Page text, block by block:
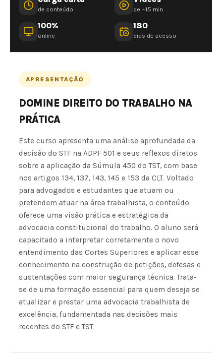
de conteúdo de ~15 min
100%
online
180
dias de acesso
APRESENTAÇÃO
DOMINE DIREITO DO TRABALHO NA
PRÁTICA
Este curso apresenta uma análise aprofundada da
decisão do STF na ADPF 501 e seus reflexos diretos
sobre a aplicação da Súmula 450 do TST, com base
nos artigos 134, 137, 143, 145 e 153 da CLT. Voltado
para advogados e estudantes que atuam ou
pretendem atuar na área trabalhista, o conteúdo
oferece uma visão prática e estratégica da
advocacia constitucional do trabalho. O aluno será
capacitado a interpretar corretamente o novo
entendimento das Cortes Superiores e aplicar esse
conhecimento na construção de petições, defesas e
sustentações com maior segurança técnica. Trata-
se de uma formação essencial para quem deseja se
atualizar e prestar uma advocacia trabalhista de
excelência, fundamentada nas decisões mais
recentes do STF e TST.